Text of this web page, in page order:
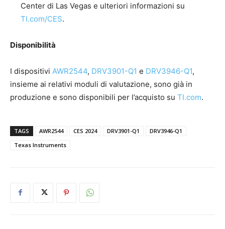
Center di Las Vegas e ulteriori informazioni su
TI.com/CES.
Disponibilità
I dispositivi AWR2544, DRV3901-Q1 e DRV3946-Q1,
insieme ai relativi moduli di valutazione, sono già in
produzione e sono disponibili per l’acquisto su TI.com.
TAGS AWR2544 CES 2024 DRV3901-Q1
DRV3946-Q1
Texas Instruments